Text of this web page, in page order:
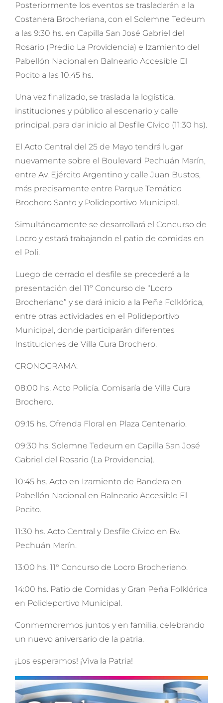
Posteriormente los eventos se trasladarán a la
Costanera Brocheriana, con el Solemne Tedeum
a las 9:30 hs. en Capilla San José Gabriel del
Rosario (Predio La Providencia) e Izamiento del
Pabellón Nacional en Balneario Accesible El
Pocito a las 10.45 hs.
Una vez finalizado, se traslada la logística,
instituciones y público al escenario y calle
principal, para dar inicio al Desfile Cívico (11:30 hs).
El Acto Central del 25 de Mayo tendrá lugar
nuevamente sobre el Boulevard Pechuán Marín,
entre Av. Ejército Argentino y calle Juan Bustos,
más precisamente entre Parque Temático
Brochero Santo y Polideportivo Municipal.
Simultáneamente se desarrollará el Concurso de
Locro y estará trabajando el patio de comidas en
el Poli.
Luego de cerrado el desfile se precederá a la
presentación del 11º Concurso de “Locro
Brocheriano” y se dará inicio a la Peña Folklórica,
entre otras actividades en el Polideportivo
Municipal, donde participarán diferentes
Instituciones de Villa Cura Brochero.
CRONOGRAMA:
08:00 hs. Acto Policía. Comisaría de Villa Cura
Brochero.
09:15 hs. Ofrenda Floral en Plaza Centenario.
09:30 hs. Solemne Tedeum en Capilla San José
Gabriel del Rosario (La Providencia).
10:45 hs. Acto en Izamiento de Bandera en
Pabellón Nacional en Balneario Accesible El
Pocito.
11:30 hs. Acto Central y Desfile Cívico en Bv.
Pechuán Marín.
13:00 hs. 11° Concurso de Locro Brocheriano.
14:00 hs. Patio de Comidas y Gran Peña Folklórica
en Polideportivo Municipal.
Conmemoremos juntos y en familia, celebrando
un nuevo aniversario de la patria.
¡Los esperamos! ¡Viva la Patria!